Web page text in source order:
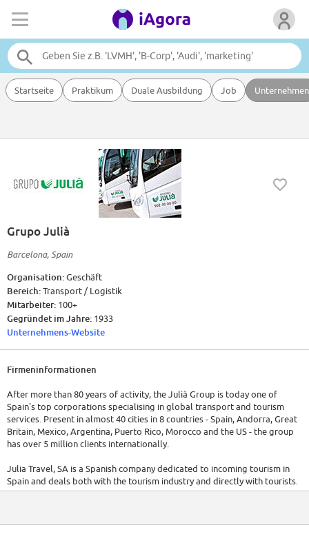
Startseite Praktikum Duale Ausbildung Job Unternehmen
Grupo Julià
Barcelona, Spain
Organisation:Geschäft
Bereich:Transport / Logistik
Mitarbeiter: 100+
Gegründet im Jahre: 1933
Unternehmens-Website
Firmeninformationen
After more than 80 years of activity, the Julià Group is today one of
Spain's top corporations specialising in global transport and tourism
services. Present in almost 40 cities in 8 countries - Spain, Andorra, Great
Britain, Mexico, Argentina, Puerto Rico, Morocco and the US - the group
has over 5 million clients internationally.
Julia Travel, SA is a Spanish company dedicated to incoming tourism in
Spain and deals both with the tourism industry and directly with tourists.
It belongs to GRUPO JULIÀ, a group formed by Autocares Julià (coach